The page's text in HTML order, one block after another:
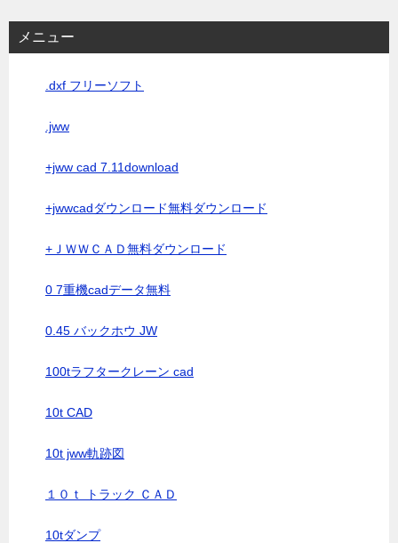
メニュー
.dxf フリーソフト
.jww
+jww cad 7.11download
+jwwcadダウンロード無料ダウンロード
+ＪＷＷＣＡＤ無料ダウンロード
0 7重機cadデータ無料
0.45 バックホウ JW
100tラフタークレーン cad
10t CAD
10t jww軌跡図
１０ｔ トラック ＣＡＤ
10tダンプ